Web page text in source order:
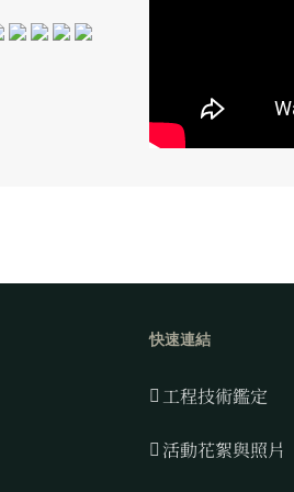
快速連結
工程技術鑑定
活動花絮與照片